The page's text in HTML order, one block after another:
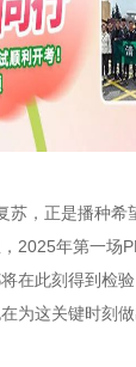
苏，正是播种希
2025年第一场
在此刻得到检
为这关键时刻做